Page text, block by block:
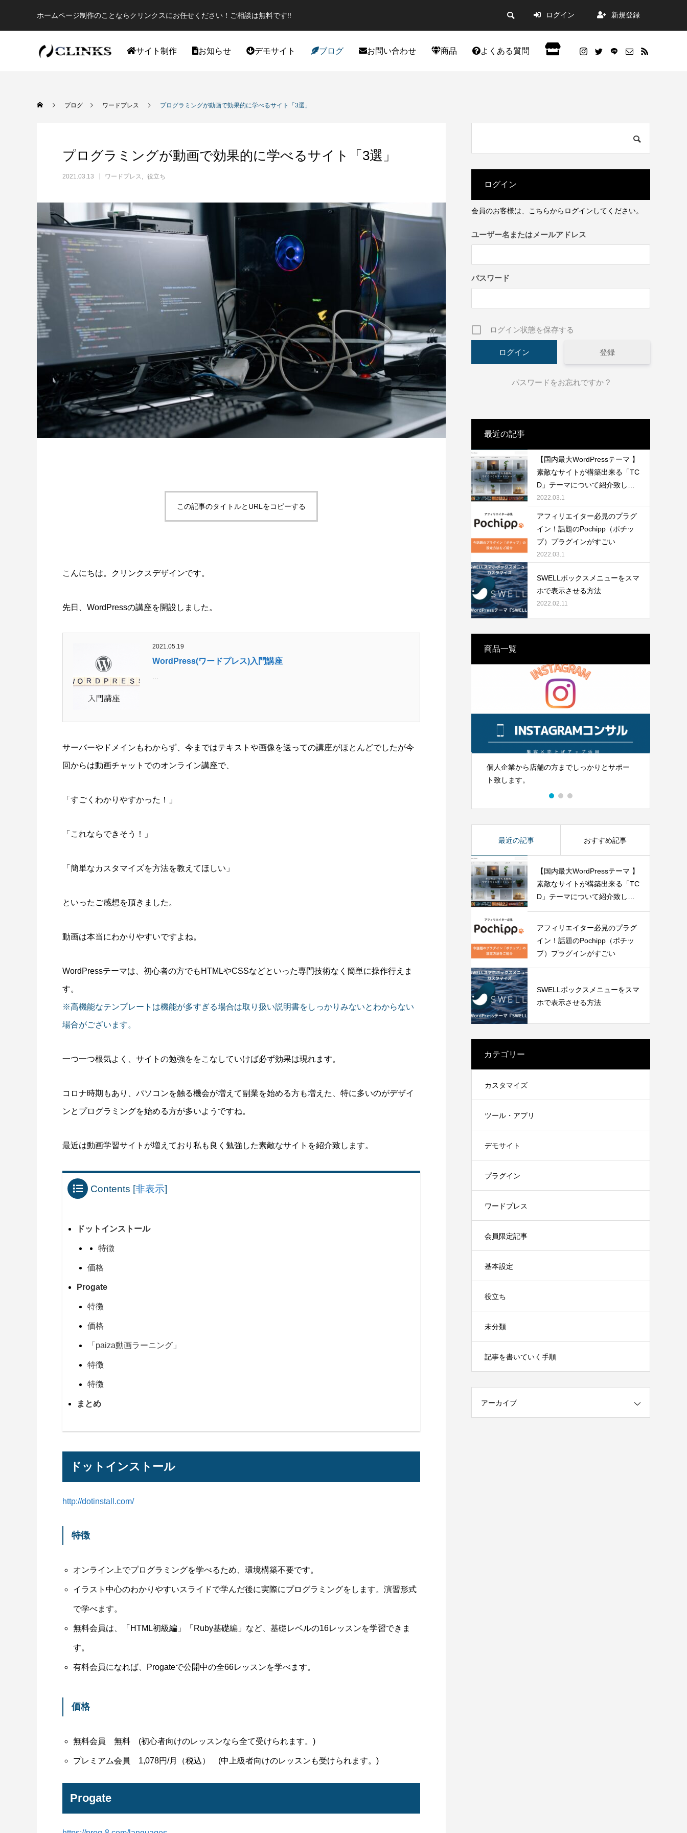
ホームページ制作のことならクリンクスにお任せください！ご相談は無料です!! ログイン 新規登録
サイト制作 お知らせ デモサイト ブログ お問い合わせ 商品 よくある質問
【国内最大WordPressテーマ 】素敵なサイ
トが構築出来る「TCD」テーマについて紹
介致します。
2022.03.01
アフィリエイター必見のプラグイン！話題
2022.03.01
スポーツジムデモサイト作成しました。
2022.02.03
WordPress5.9アップデートの不具合改善
方法
2022.01.30
【国内最大WordPressテーマ 】素敵なサイ
トが構築出来る「TCD」テーマについて紹
介致します。
2022.03.01
WordPress5.9アップデートの不具合改善
方法
2022.01.30
新年あけましておめでとうございます！
2022.01.30
2022.02.11 2021.12.27 2021.11.22
【これから副業で稼ぎたい初心者向け】ま
ずはTwitter攻略から！フォロワー1000人最
ブログ ワードプレス プログラミングが動画で効果的に学べるサイト「3選」
プログラミングが動画で効果的に学べるサイト「3選」
2021.03.13 ワードプレス 役立ち
この記事のタイトルとURLをコピーする
こんにちは。クリンクスデザインです。
先日、WordPressの講座を開設しました。
2021.05.19
WordPress(ワードプレス)入門講座
サーバーやドメインもわからず、今まではテキストや画像を送っての講座がほとんどでしたが今
回からは動画チャットでのオンライン講座で、
「すごくわかりやすかった！」
「これならできそう！」
「簡単なカスタマイズを方法を教えてほしい」
といったご感想を頂きました。
動画は本当にわかりやすいですよね。
WordPressテーマは、初心者の方でもHTMLやCSSなどといった専門技術なく簡単に操作行えま
す。
※高機能なテンプレートは機能が多すぎる場合は取り扱い説明書をしっかりみないとわからない
場合がございます。
一つ一つ根気よく、サイトの勉強ををこなしていけば必ず効果は現れます。
コロナ時期もあり、パソコンを触る機会が増えて副業を始める方も増えた、特に多いのがデザイ
ンとプログラミングを始める方が多いようですね。
最近は動画学習サイトが増えており私も良く勉強した素敵なサイトを紹介致します。
Contents [非表示]
ドットインストール
特徴
価格
Progate
特徴
価格
「paiza動画ラーニング」
特徴
特徴
まとめ
ドットインストール
http://dotinstall.com/
特徴
オンライン上でプログラミングを学べるため、環境構築不要です。
イラスト中心のわかりやすいスライドで学んだ後に実際にプログラミングをします。演習形式
で学べます。
無料会員は、「HTML初級編」「Ruby基礎編」など、基礎レベルの16レッスンを学習できま
す。
有料会員になれば、Progateで公開中の全66レッスンを学べます。
価格
無料会員 無料 (初心者向けのレッスンなら全て受けられます。)
プレミアム会員 1,078円/月（税込） (中上級者向けのレッスンも受けられます。)
Progate
ログイン
会員のお客様は、こちらからログインしてください。
ユーザー名またはメールアドレス
パスワード
ログイン状態を保存する
登録
パスワードをお忘れですか ?
最近の記事
【国内最大WordPressテーマ 】
素敵なサイトが構築出来る「TC
D」テーマについて紹介致しま
す。
2022.03.1
アフィリエイター必見のプラグ
イン！話題のPochipp（ポチッ
プ）プラグインがすごい
2022.03.1
SWELLボックスメニューをスマ
ホで表示させる方法
2022.02.11
商品一覧
WordPress(ワードプレス)のホームページ・ブ
センスがある女子向けメディアを構築する
WordPressテーマ
最近の記事 おすすめ記事
【国内最大WordPressテーマ 】
素敵なサイトが構築出来る「TC
D」テーマについて紹介致しま
アフィリエイター必見のプラグ
イン！話題のPochipp（ポチッ
プ）プラグインがすごい
SWELLボックスメニューをスマ
ホで表示させる方法
カテゴリー
カスタマイズ
ツール・アプリ
デモサイト
プラグイン
ワードプレス
会員限定記事
基本設定
役立ち
未分類
記事を書いていく手順
アーカイブ